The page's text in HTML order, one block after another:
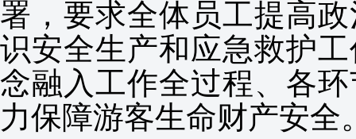
署，要求全体员工提高
识安全生产和应急救护
念融入工作全过程、各
力保障游客生命财产安全